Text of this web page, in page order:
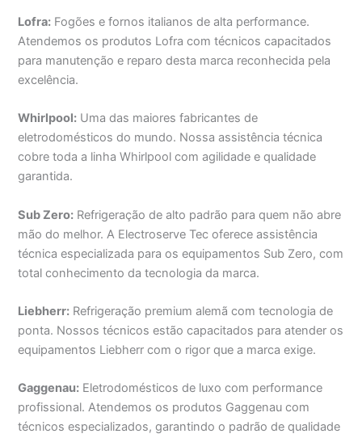
Lofra: Fogões e fornos italianos de alta performance.
Atendemos os produtos Lofra com técnicos capacitados
para manutenção e reparo desta marca reconhecida pela
excelência.
Whirlpool: Uma das maiores fabricantes de
eletrodomésticos do mundo. Nossa assistência técnica
cobre toda a linha Whirlpool com agilidade e qualidade
garantida.
Sub Zero: Refrigeração de alto padrão para quem não abre
mão do melhor. A Electroserve Tec oferece assistência
técnica especializada para os equipamentos Sub Zero, com
total conhecimento da tecnologia da marca.
Liebherr: Refrigeração premium alemã com tecnologia de
ponta. Nossos técnicos estão capacitados para atender os
equipamentos Liebherr com o rigor que a marca exige.
Gaggenau: Eletrodomésticos de luxo com performance
profissional. Atendemos os produtos Gaggenau com
técnicos especializados, garantindo o padrão de qualidade